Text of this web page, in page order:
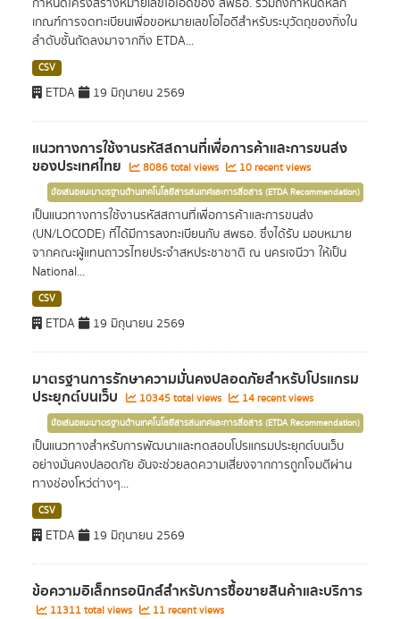
กำหนดโครงสร้างหมายเลขโอไอดีของ สพธอ. รวมถึงกำหนดหลัก
เกณฑ์การจดทะเบียนเพื่อขอหมายเลขโอไอดีสำหรับระบุวัตถุของกิ่งใน
ลำดับชั้นถัดลงมาจากกิ่ง ETDA...
CSV
ETDA 19 มิถุนายน 2569
แนวทางการใช้งานรหัสสถานที่เพื่อการค้าและการขนส่ง
ของประเทศไทย 8086 total views 10 recent views
ข้อเสนอแนะมาตรฐานด้านเทคโนโลยีสารสนเทศและการสื่อสาร (ETDA Recommendation)
เป็นแนวทางการใช้งานรหัสสถานที่เพื่อการค้าและการขนส่ง
(UN/LOCODE) ที่ได้มีการลงทะเบียนกับ สพธอ. ซึ่งได้รับ มอบหมาย
จากคณะผู้แทนถาวรไทยประจำสหประชาชาติ ณ นครเจนีวา ให้เป็น
National...
CSV
ETDA 19 มิถุนายน 2569
มาตรฐานการรักษาความมั่นคงปลอดภัยสำหรับโปรแกรม
ประยุกต์บนเว็บ 10345 total views 14 recent views
ข้อเสนอแนะมาตรฐานด้านเทคโนโลยีสารสนเทศและการสื่อสาร (ETDA Recommendation)
เป็นแนวทางสำหรับการพัฒนาและทดสอบโปรแกรมประยุกต์บนเว็บ
อย่างมั่นคงปลอดภัย อันจะช่วยลดความเสี่ยงจากการถูกโจมตีผ่าน
ทางช่องโหว่ต่างๆ...
CSV
ETDA 19 มิถุนายน 2569
ข้อความอิเล็กทรอนิกส์สำหรับการซื้อขายสินค้าและบริการ
11311 total views 11 recent views